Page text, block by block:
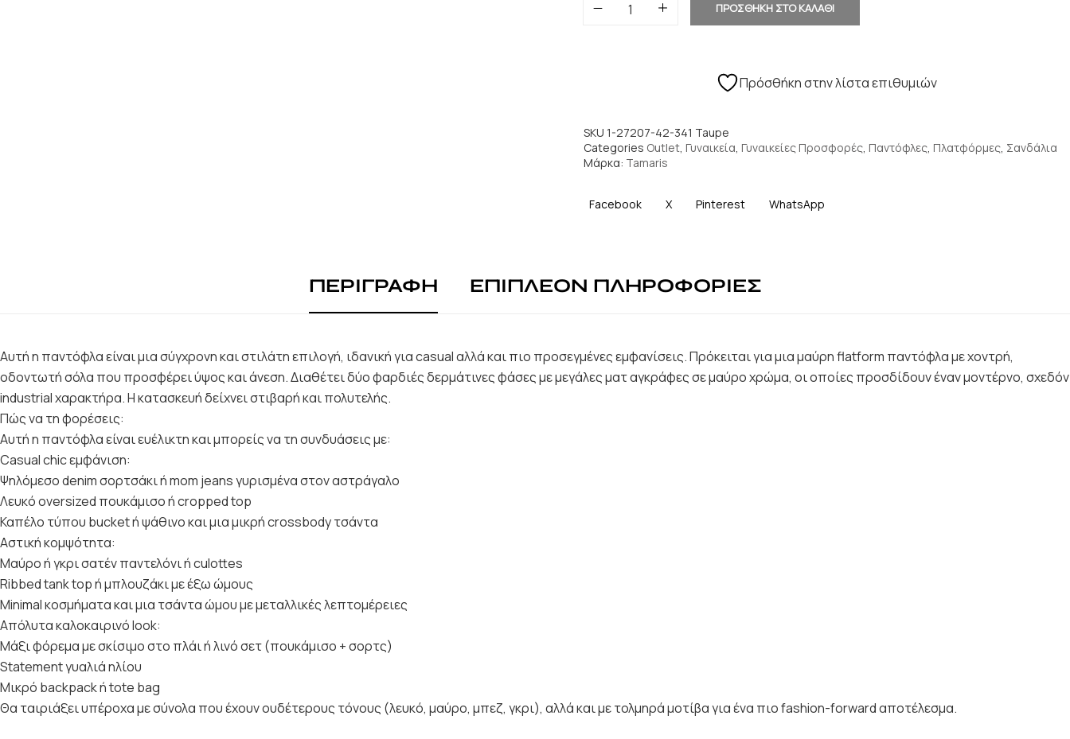
ΠΡΟΣΘΗΚΗ ΣΤΟ ΚΑΛΑΘΙ
Πρόσθήκη στην λίστα επιθυμιών
SKU 1-27207-42-341 Taupe
Categories Outlet, Γυναικεία, Γυναικείες Προσφορές, Παντόφλες, Πλατφόρμες, Σανδάλια
Μάρκα: Tamaris
Facebook X Pinterest WhatsApp
ΠΕΡΙΓΡΑΦΗ ΕΠΙΠΛΕΟΝ ΠΛΗΡΟΦΟΡΙΕΣ
Αυτή η παντόφλα είναι μια σύγχρονη και στιλάτη επιλογή, ιδανική για casual αλλά και πιο προσεγμένες εμφανίσεις. Πρόκειται για μια μαύρη flatform παντόφλα με χοντρή,
οδοντωτή σόλα που προσφέρει ύψος και άνεση. Διαθέτει δύο φαρδιές δερμάτινες φάσες με μεγάλες ματ αγκράφες σε μαύρο χρώμα, οι οποίες προσδίδουν έναν μοντέρνο, σχεδόν
industrial χαρακτήρα. Η κατασκευή δείχνει στιβαρή και πολυτελής.
Πώς να τη φορέσεις:
Αυτή η παντόφλα είναι ευέλικτη και μπορείς να τη συνδυάσεις με:
Casual chic εμφάνιση:
Ψηλόμεσο denim σορτσάκι ή mom jeans γυρισμένα στον αστράγαλο
Λευκό oversized πουκάμισο ή cropped top
Καπέλο τύπου bucket ή ψάθινο και μια μικρή crossbody τσάντα
Αστική κομψότητα:
Μαύρο ή γκρι σατέν παντελόνι ή culottes
Ribbed tank top ή μπλουζάκι με έξω ώμους
Minimal κοσμήματα και μια τσάντα ώμου με μεταλλικές λεπτομέρειες
Απόλυτα καλοκαιρινό look:
Μάξι φόρεμα με σκίσιμο στο πλάι ή λινό σετ (πουκάμισο + σορτς)
Statement γυαλιά ηλίου
Μικρό backpack ή tote bag
Θα ταιριάξει υπέροχα με σύνολα που έχουν ουδέτερους τόνους (λευκό, μαύρο, μπεζ, γκρι), αλλά και με τολμηρά μοτίβα για ένα πιο fashion-forward αποτέλεσμα.